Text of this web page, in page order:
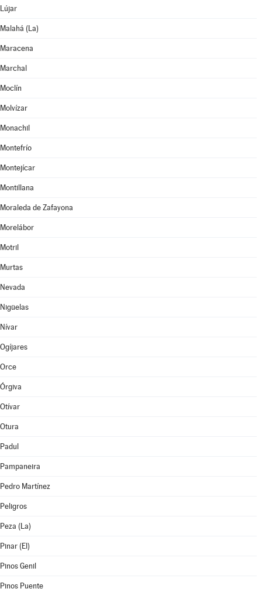
Lújar
Malahá (La)
Maracena
Marchal
Moclín
Molvízar
Monachil
Montefrío
Montejícar
Montillana
Moraleda de Zafayona
Morelábor
Motril
Murtas
Nevada
Nigüelas
Nívar
Ogíjares
Orce
Órgiva
Otívar
Otura
Padul
Pampaneira
Pedro Martínez
Peligros
Peza (La)
Pinar (El)
Pinos Genil
Pinos Puente